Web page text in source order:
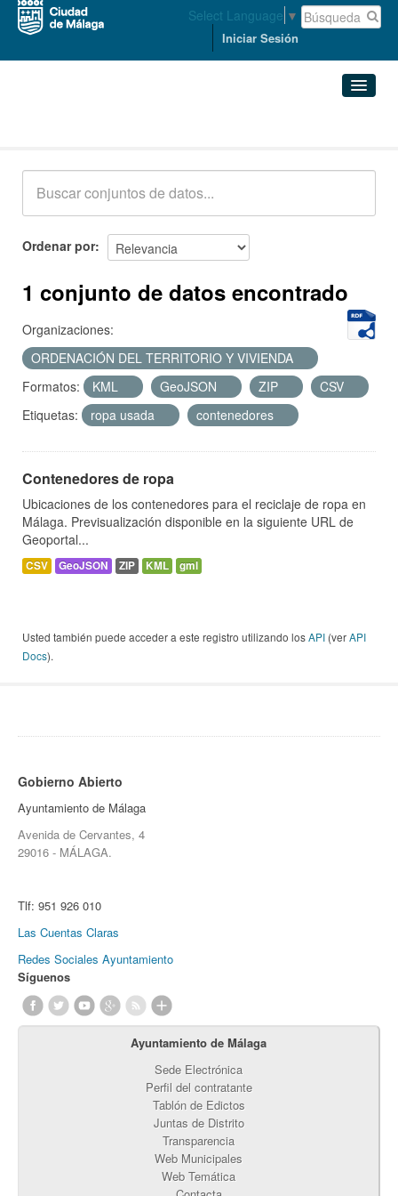
Select Language ▼
Iniciar Sesión
Acerca de
Ordenar por
1 conjunto de datos encontrado
Organizaciones:
ORDENACIÓN DEL TERRITORIO Y VIVIENDA
Formatos:
KML GeoJSON ZIP
CSV
Etiquetas:
ropa usada contenedores
Contenedores de ropa
Ubicaciones de los contenedores para el reciclaje de ropa en
Málaga. Previsualización disponible en la siguiente URL de
Geoportal...
CSV GeoJSON ZIP KML gml
Usted también puede acceder a este registro utilizando losAPI (verAPI
Docs).
Gobierno Abierto
Ayuntamiento de Málaga
Avenida de Cervantes, 4
29016 - MÁLAGA.
Tlf: 951 926 010
Las Cuentas Claras
Redes Sociales Ayuntamiento
Síguenos
Ayuntamiento de Málaga
Sede Electrónica
Perfil del contratante
Tablón de Edictos
Juntas de Distrito
Transparencia
Web Municipales
Web Temática